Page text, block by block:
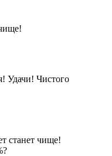
Удачи! Чистого
станет чище!